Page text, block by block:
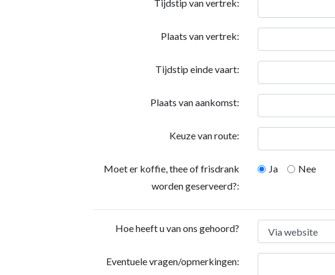
Tijdstip van vertrek:
Plaats van vertrek:
Tijdstip einde vaart:
Plaats van aankomst:
Keuze van route:
Moet er koffie, thee of frisdrank
worden geserveerd?:
Ja Nee
Hoe heeft u van ons gehoord?
Eventuele vragen/opmerkingen: